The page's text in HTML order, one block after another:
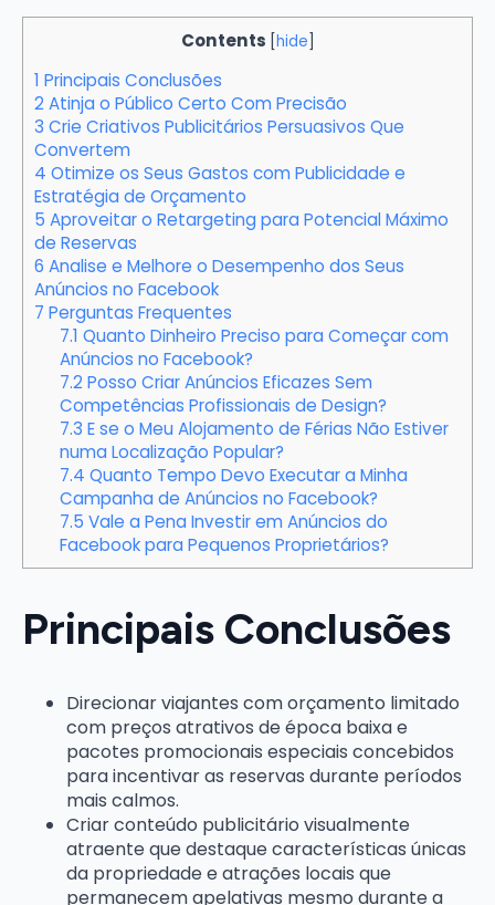
Contents [hide]
1 Principais Conclusões
2 Atinja o Público Certo Com Precisão
3 Crie Criativos Publicitários Persuasivos Que
Convertem
4 Otimize os Seus Gastos com Publicidade e
Estratégia de Orçamento
5 Aproveitar o Retargeting para Potencial Máximo
de Reservas
6 Analise e Melhore o Desempenho dos Seus
Anúncios no Facebook
7 Perguntas Frequentes
7.1 Quanto Dinheiro Preciso para Começar com
Anúncios no Facebook?
7.2 Posso Criar Anúncios Eficazes Sem
Competências Profissionais de Design?
7.3 E se o Meu Alojamento de Férias Não Estiver
numa Localização Popular?
7.4 Quanto Tempo Devo Executar a Minha
Campanha de Anúncios no Facebook?
7.5 Vale a Pena Investir em Anúncios do
Facebook para Pequenos Proprietários?
Principais Conclusões
Direcionar viajantes com orçamento limitado
com preços atrativos de época baixa e
pacotes promocionais especiais concebidos
para incentivar as reservas durante períodos
mais calmos.
Criar conteúdo publicitário visualmente
atraente que destaque características únicas
da propriedade e atrações locais que
permanecem apelativas mesmo durante a